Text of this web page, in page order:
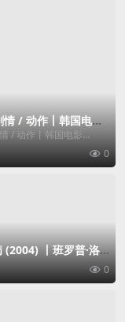
/ 动作丨韩国电影
/ 动作丨韩国电影...
0
(2004) 丨班罗普·洛
达·卡温巴迪主演丨
丨泰国电影丨[戛纳]
金棕榈奖 提名丨豆
0